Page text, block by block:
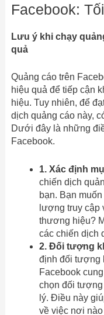
Facebook:
Lưu ý khi chạy
quả
Quảng cáo trên
hiệu quả để tiếp cận
hiệu. Tuy nhiên, để
dịch quảng cáo này,
Dưới đây là những
Facebook.
1. Xác định
chiến dịch
bạn. Bạn
lượng truy cập
thương hiệu?
các chiến dịch
2. Đối tượng
định đối tượng
Facebook
chọn đối
lý. Điều này
về việc nơi